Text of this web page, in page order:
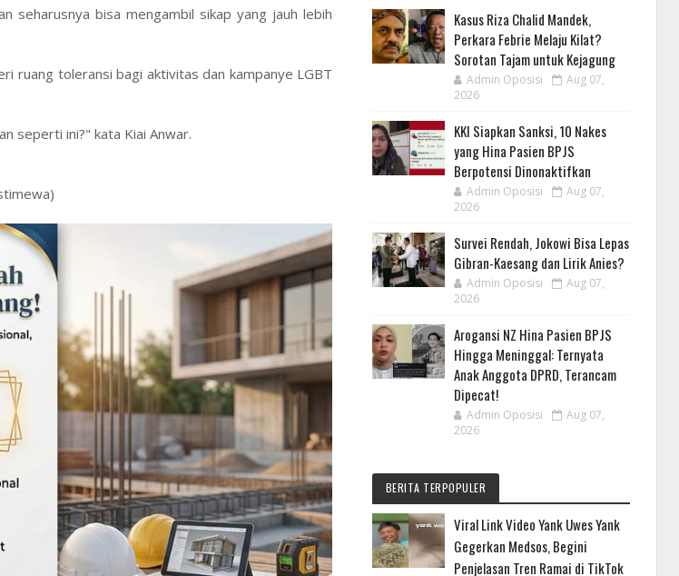
seharusnya bisa mengambil sikap yang jauh lebih
ruang toleransi bagi aktivitas dan kampanye LGBT
seperti ini?" kata Kiai Anwar.
Kasus Riza Chalid Mandek,
Perkara Febrie Melaju Kilat?
Sorotan Tajam untuk Kejagung
Admin Oposisi
Aug 07,
2026
KKI Siapkan Sanksi, 10 Nakes
yang Hina Pasien BPJS
Berpotensi Dinonaktifkan
Admin Oposisi
Aug 07,
2026
Survei Rendah, Jokowi Bisa Lepas
Gibran-Kaesang dan Lirik Anies?
Admin Oposisi
Aug 07,
2026
Arogansi NZ Hina Pasien BPJS
Hingga Meninggal: Ternyata
Anak Anggota DPRD, Terancam
Dipecat!
Admin Oposisi
Aug 07,
2026
BERITA TERPOPULER
Viral Link Video Yank Uwes Yank
Gegerkan Medsos, Begini
Penjelasan Tren Ramai di TikTok